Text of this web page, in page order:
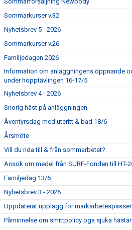
Sommarkurser v.32
Nyhetsbrev 5 - 2026
Sommarkurser v.26
Familjedagen 2026
Information om anläggningens öppnande
under hopptävlingen 16-17/5
Nyhetsbrev 4 - 2026
Snorig häst på anläggningen
Äventyrsdag med uteritt & bad 18/6
Årsmöte
Vill du rida till & från sommarbetet?
Ansök om medel från SURF-Fonden till HT-
Familjedag 13/6
Nyhetsbrev 3 - 2026
Uppdaterat upplägg för
Påminnelse om smittpolicy pga sjuka